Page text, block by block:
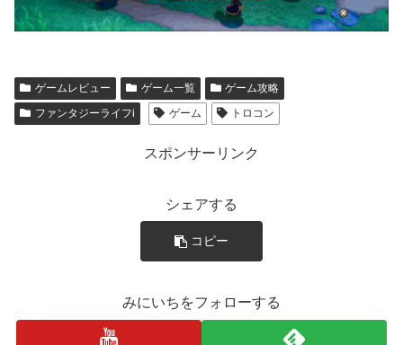
ゲームレビュー ゲーム一覧
ゲーム攻略
ファンタジーライフi
ゲーム トロコン
スポンサーリンク
シェアする
コピー
みにいちをフォローする